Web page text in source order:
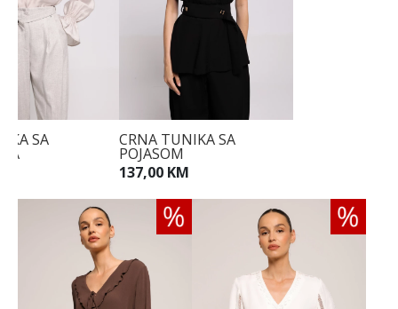
38 SA CRNA TUNIKA SA
POJASOM
137,00 KM